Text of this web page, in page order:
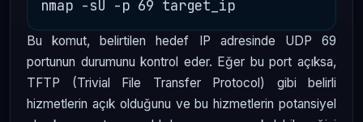
Bu komut, belirtilen hedef IP adresinde UDP 69
portunun durumunu kontrol eder. Eğer bu port açıksa,
TFTP (Trivial File Transfer Protocol) gibi belirli
hizmetlerin açık olduğunu ve bu hizmetlerin potansiyel